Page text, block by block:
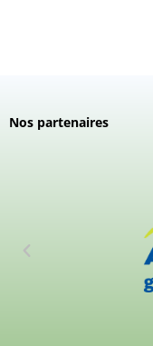
Nos partenaires